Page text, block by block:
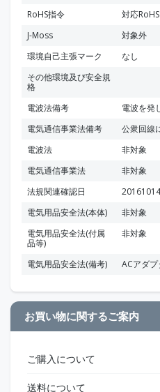
RoHS指令
対応
J-Moss
対象外
環境自己主張マーク
なし
その他環境及び安全規
格
電波法備考
電波を発
電気通信事業法備考
公衆回線
電波法
非対象
電気通信事業法
非対象
法規関連確認日
20161014
電気用品安全法(本体)
非対象
電気用品安全法(付属
品等)
非対象
電気用品安全法(備考) ACアダ
お買い物に関するご案内
ご購入について
送料について